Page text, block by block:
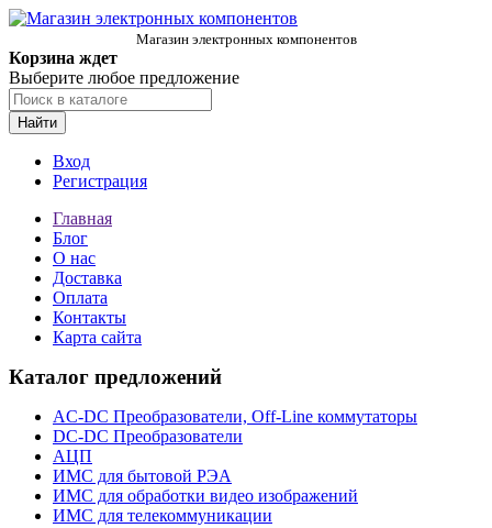
Магазин электронных компонентов
Корзина ждет
Выберите любое предложение
Найти
Вход
Регистрация
Главная
Блог
О нас
Доставка
Оплата
Контакты
Карта сайта
Каталог предложений
AC-DC Преобразователи, Off-Line коммутаторы
DC-DC Преобразователи
АЦП
ИМС для бытовой РЭА
ИМС для обработки видео изображений
ИМС для телекоммуникации